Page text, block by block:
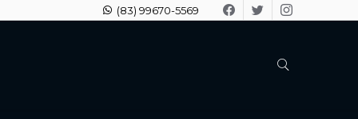
(83) 99670-5569